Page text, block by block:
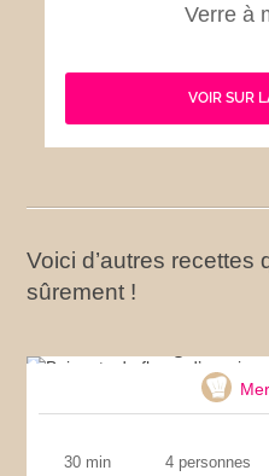
Verre à
VOIR SUR
Voici d’autres recettes
sûrement !
30 min 4 personnes